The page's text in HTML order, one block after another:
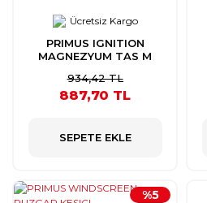
Ücretsiz Kargo
PRIMUS IGNITION
MAGNEZYUM TAS M
934,42 TL
887,70 TL
SEPETE EKLE
%5